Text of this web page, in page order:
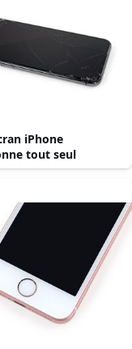
iPhone
tout seul